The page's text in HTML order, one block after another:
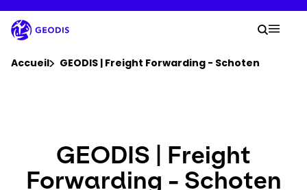
au
contenu
principal
Newsroom
Carrière
Accueil GEODIS | Freight Forwarding - Schoten
GEODIS | Freight
Forwarding - Schoten